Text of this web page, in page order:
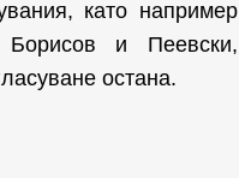
като например
и Пеевски,
остана.